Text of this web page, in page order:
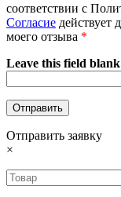
соответствии с
Согласие действует
моего отзыва *
Leave this field blank
Отправить заявку
×